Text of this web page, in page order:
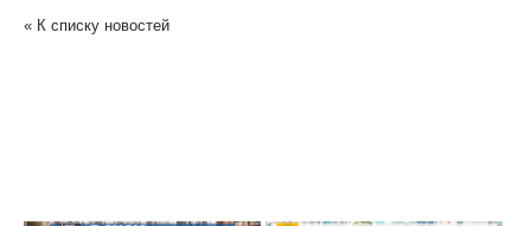
« К списку новостей